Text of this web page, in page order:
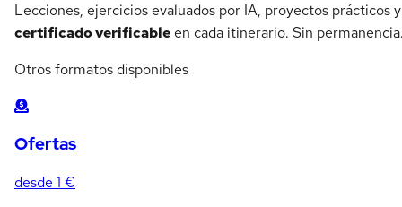
Lecciones, ejercicios evaluados por IA, proyectos prácticos y
certificado verificable en cada itinerario. Sin
Otros formatos disponibles
Ofertas
desde 1 €